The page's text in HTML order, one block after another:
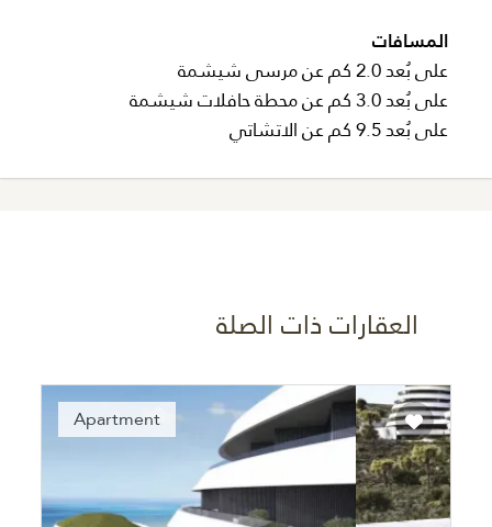
المسافات
على بُعد 2.0 كم عن مرسى شيشمة
على بُعد 3.0 كم عن محطة حافلات شيشمة
على بُعد 9.5 كم عن الاتشاتي
العقارات ذات الصلة
Apartment